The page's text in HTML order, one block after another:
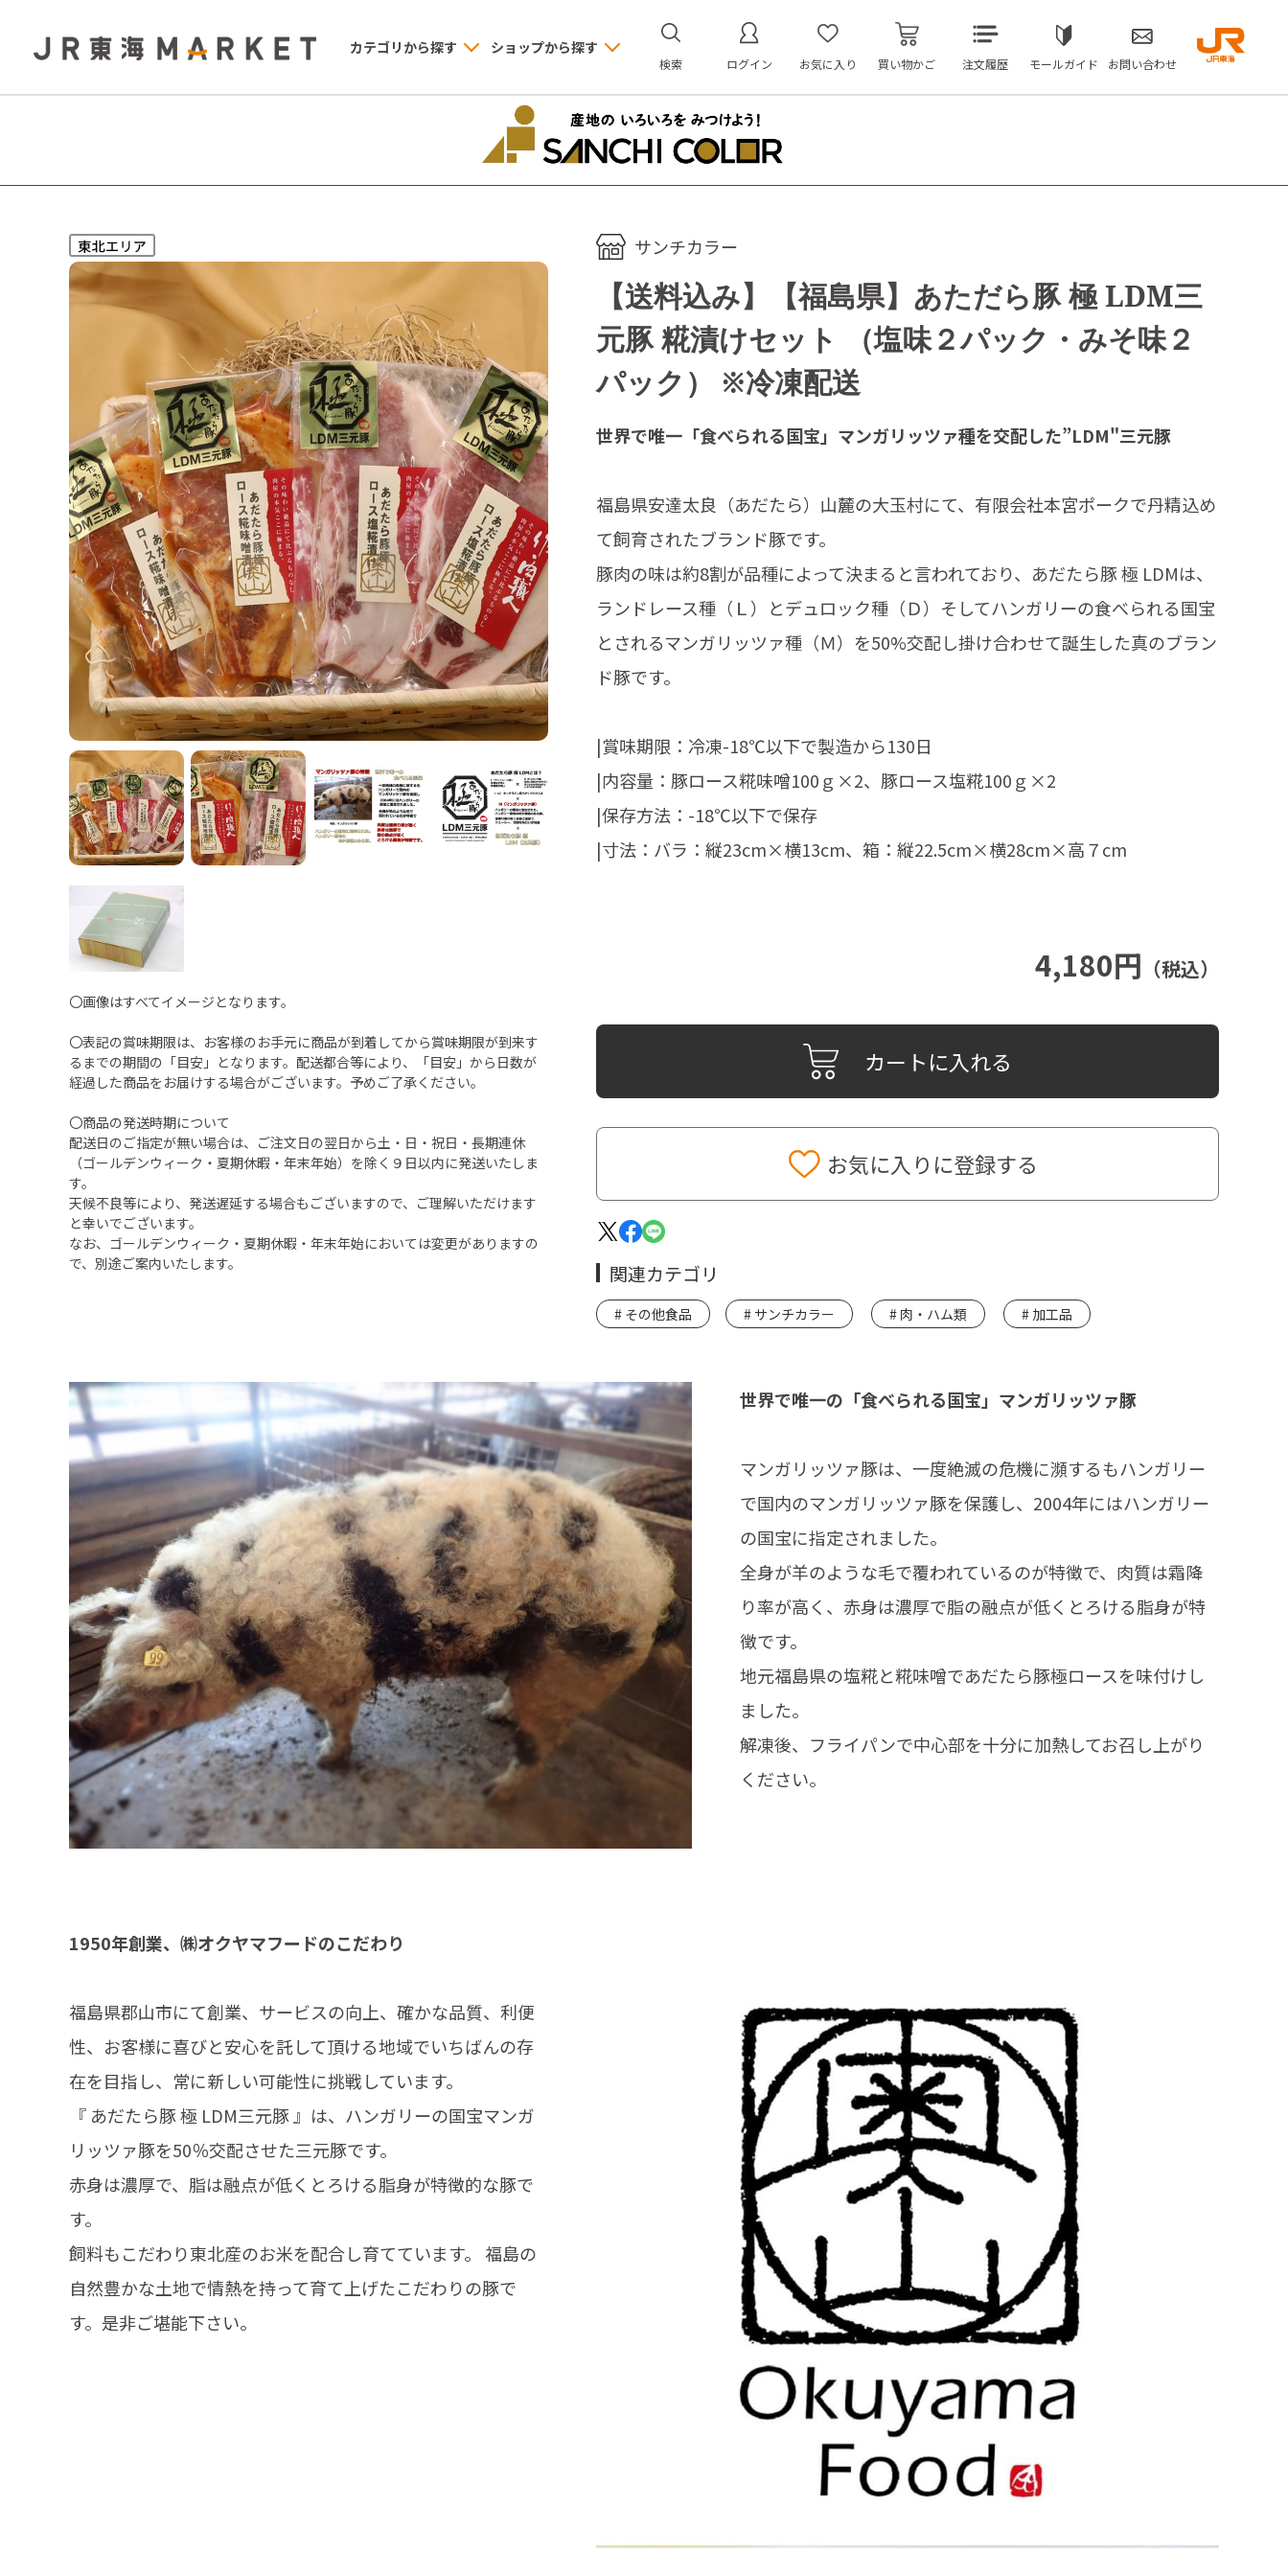
カテゴリから探す ショップから探す
検索 ログイン お気に入り 買い物かご 注文履歴 モールガイド お問い合わせ
〇画像はすべてイメージとなります。
〇表記の賞味期限は、お客様のお手元に商品が到着してから賞味期限が到来す
るまでの期間の「目安」となります。配送都合等により、「目安」から日数が
経過した商品をお届けする場合がございます。予めご了承ください。
〇商品の発送時期について
配送日のご指定が無い場合は、ご注文日の翌日から土・日・祝日・長期連休
（ゴールデンウィーク・夏期休暇・年末年始）を除く９日以内に発送いたしま
す。
天候不良等により、発送遅延する場合もございますので、ご理解いただけます
と幸いでございます。
なお、ゴールデンウィーク・夏期休暇・年末年始においては変更がありますの
で、別途ご案内いたします。
サンチカラー
【送料込み】【福島県】あただら豚 極 LDM三
元豚 糀漬けセット （塩味２パック・みそ味２
パック） ※冷凍配送
4,180円 （税込）
カートに入れる
お気に入りに登録する
世界で唯一「食べられる国宝」マンガリッツァ種を交配した”LDM"三元豚
福島県安達太良（あだたら）山麓の大玉村にて、有限会社本宮ポークで丹精込め
て飼育されたブランド豚です。
豚肉の味は約8割が品種によって決まると言われており、あだたら豚 極 LDMは、
ランドレース種（Ｌ）とデュロック種（Ｄ）そしてハンガリーの食べられる国宝
とされるマンガリッツァ種（Ｍ）を50%交配し掛け合わせて誕生した真のブラン
ド豚です。
|賞味期限：冷凍-18℃以下で製造から130日
|内容量：豚ロース糀味噌100ｇ×2、豚ロース塩糀100ｇ×2
|保存方法：-18℃以下で保存
|寸法：バラ：縦23cm×横13cm、箱：縦22.5cm×横28cm×高７cm
関連カテゴリ
その他食品 サンチカラー 肉・ハム類 加工品
世界で唯一の「食べられる国宝」マンガリッツァ豚
マンガリッツァ豚は、一度絶滅の危機に瀕するもハンガリー
で国内のマンガリッツァ豚を保護し、2004年にはハンガリー
の国宝に指定されました。
全身が羊のような毛で覆われているのが特徴で、肉質は霜降
り率が高く、赤身は濃厚で脂の融点が低くとろける脂身が特
徴です。
地元福島県の塩糀と糀味噌であだたら豚極ロースを味付けし
ました。
解凍後、フライパンで中心部を十分に加熱してお召し上がり
ください。
1950年創業、㈱オクヤマフードのこだわり
福島県郡山市にて創業、サービスの向上、確かな品質、利便
性、お客様に喜びと安心を託して頂ける地域でいちばんの存
在を目指し、常に新しい可能性に挑戦しています。
『 あだたら豚 極 LDM三元豚 』は、ハンガリーの国宝マンガ
リッツァ豚を50％交配させた三元豚です。
赤身は濃厚で、脂は融点が低くとろける脂身が特徴的な豚で
す。
飼料もこだわり東北産のお米を配合し育てています。 福島の
自然豊かな土地で情熱を持って育て上げたこだわりの豚で
す。是非ご堪能下さい。